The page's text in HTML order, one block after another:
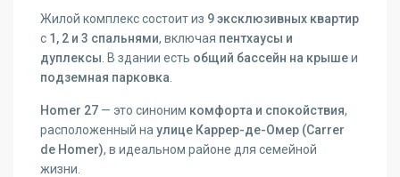
Жилой комплекс состоит из 9 эксклюзивных квартир
с 1, 2 и 3 спальнями, включая пентхаусы и
дуплексы . В здании есть общий бассейн на крышеи
подземная парковка
Homer 27 — это синоним комфорта и спокойствия,
расположенный наулице Каррер-де-Омер (Carrer
de Homer), в идеальном районе для семейной
жизни.